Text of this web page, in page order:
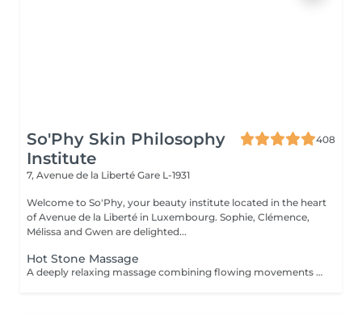
So'Phy Skin Philosophy
Institute
408
7, Avenue de la Liberté Gare L-1931
Welcome to So'Phy, your beauty institute located in the heart
of Avenue de la Liberté in Luxembourg. Sophie, Clémence,
Mélissa and Gwen are delighted...
Hot Stone Massage
A deeply relaxing massage combining flowing movements with the soothing warmth of volcanic stones. The heat penetrates deeply into the muscles, helping to release tension, promote relaxation and create an immediate sense of letting go. Slow and harmonious movements guide the body into a state of deep relaxation while improving circulation and enhancing the feeling of lightness. An ideal treatment to unwind, release stress and restore balance between body and mind.